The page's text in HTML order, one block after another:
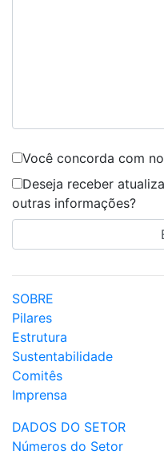
Você concorda com
Deseja receber
outras informações?
SOBRE
Pilares
Estrutura
Sustentabilidade
Comitês
Imprensa
DADOS DO SETOR
Números do Setor